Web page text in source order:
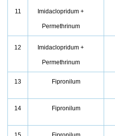
11 Imidaclopridum +
Permethrinum
12 Imidaclopridum +
Permethrinum
13 Fipronilum
14 Fipronilum